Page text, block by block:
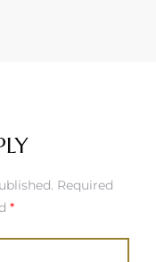
Required
*